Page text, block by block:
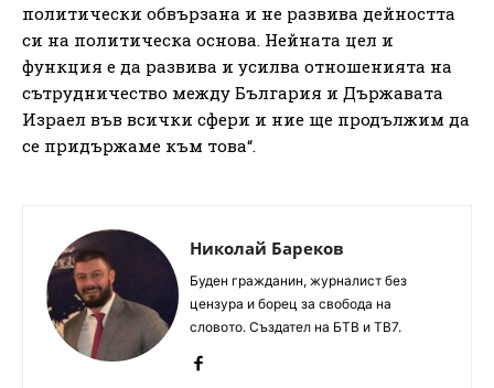
политически обвързана и не развива дейността
си на политическа основа. Нейната цел и
функция е да развива и усилва отношенията на
сътрудничество между България и Държавата
Израел във всички сфери и ние ще продължим да
се придържаме към това“.
Николай Бареков
Буден гражданин, журналист без
цензура и борец за свобода на
словото. Създател на БТВ и ТВ7.